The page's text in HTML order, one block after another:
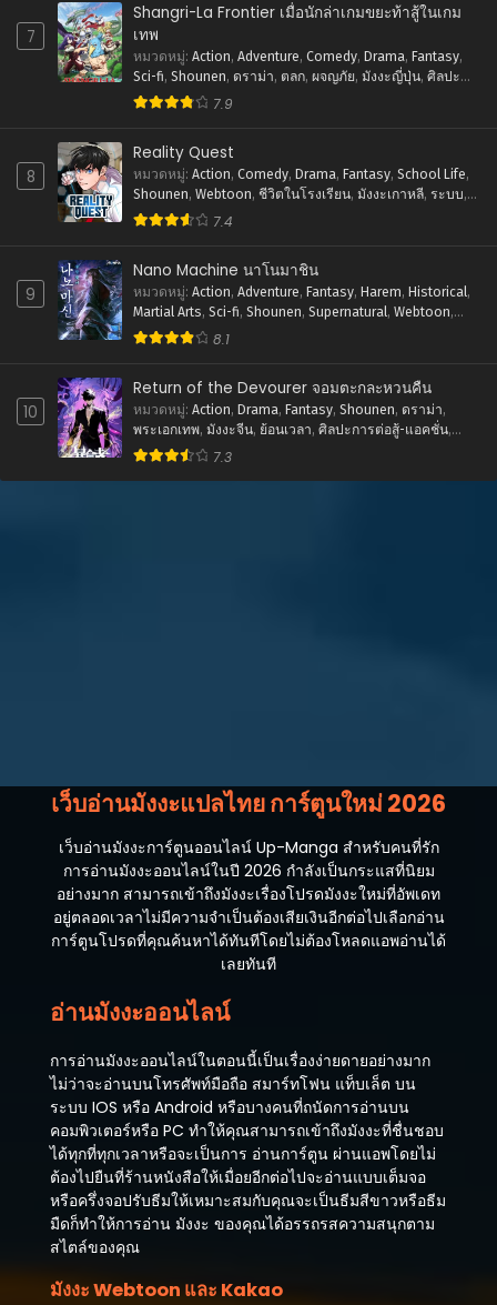
ตอนที่ 52
ธันวาคม 4, 2025
ตอนที่ 50
ธันวาคม 4, 2025
ธันวาคม 4, 2025
ตอนที่ 48
ธันวาคม 4, 2025
ตอนที่ 47
ธันวาคม 4, 2025
ตอนที่ 46
ธันวาคม 4, 2025
ตอนที่ 41
ธันวาคม 4, 2025
ตอนที่ 40
ธันวาคม 4, 2025
ตอนที่ 39
ธันวาคม 3, 2025
ธันวาคม 3, 2025
ตอนที่ 37
ธันวาคม 3, 2025
ตอนที่ 36
ธันวาคม 3, 2025
ตอนที่ 35
ธันวาคม 3, 2025
ตอนที่ 34
ธันวาคม 3, 2025
7
Shangri-La Frontier เมื่อนักล่าเกมขยะท้าสู้ในเกม
เทพ
หมวดหมู่: Action, Adventure, Comedy, Drama, Fantasy,
Sci-fi, Shounen, ดราม่า, ตลก, ผจญภัย, มังงะญี่ปุ่น, ศิลปะ
การต่อสู้-แอคชั่น,
7.9
8
Reality Quest
หมวดหมู่: Action, Comedy, Drama, Fantasy, School Life,
Shounen, Webtoon, ชีวิตในโรงเรียน, มังงะเกาหลี, ระบบ,
ศิลปะการต่อสู้-แอคชั่น
7.4
9
Nano Machine นาโนมาชิน
หมวดหมู่: Action, Adventure, Fantasy, Harem, Historical,
Martial Arts, Sci-fi, Shounen, Supernatural, Webtoon,
ชีวิตในโรงเรียน ,
8.1
10
Return of the Devourer จอมตะกละหวนคืน
หมวดหมู่: Action, Drama, Fantasy, Shounen, ดราม่า,
พระเอกเทพ, มังงะจีน, ย้อนเวลา, ศิลปะการต่อสู้-แอคชั่น,
แฟนตาซี
7.3
เว็บอ่านมังงะแปลไทย การ์ตูนใหม่ 2026
เว็บอ่านมังงะการ์ตูนออนไลน์ Up-Manga สำหรับคนที่รัก
การอ่านมังงะออนไลน์ในปี 2026 กำลังเป็นกระแสที่นิยม
อย่างมาก สามารถเข้าถึงมังงะเรื่องโปรดมังงะใหม่ที่อัพเดท
อยู่ตลอดเวลาไม่มีความจำเป็นต้องเสียเงินอีกต่อไปเลือกอ่าน
การ์ตูนโปรดที่คุณค้นหาได้ทันทีโดยไม่ต้องโหลดแอพอ่านได้
เลยทันที
อ่านมังงะออนไลน์
การอ่านมังงะออนไลน์ในตอนนี้เป็นเรื่องง่ายดายอย่างมาก
ไม่ว่าจะอ่านบนโทรศัพท์มือถือ สมาร์ทโฟน แท็บเล็ต บน
ระบบ IOS หรือ Android หรือบางคนที่ถนัดการอ่านบน
คอมพิวเตอร์หรือ PC ทำให้คุณสามารถเข้าถึงมังงะที่ชื่นชอบ
ได้ทุกที่ทุกเวลาหรือจะเป็นการ อ่านการ์ตูน ผ่านแอพโดยไม่
ต้องไปยืนที่ร้านหนังสือให้เมื่อยอีกต่อไปจะอ่านแบบเต็มจอ
หรือครึ่งจอปรับธีมให้เหมาะสมกับคุณจะเป็นธีมสีขาวหรือธีม
มืดก็ทำให้การอ่าน มังงะ ของคุณได้อรรถรสความสนุกตาม
สไตล์ของคุณ
มังงะ Webtoon และ Kakao